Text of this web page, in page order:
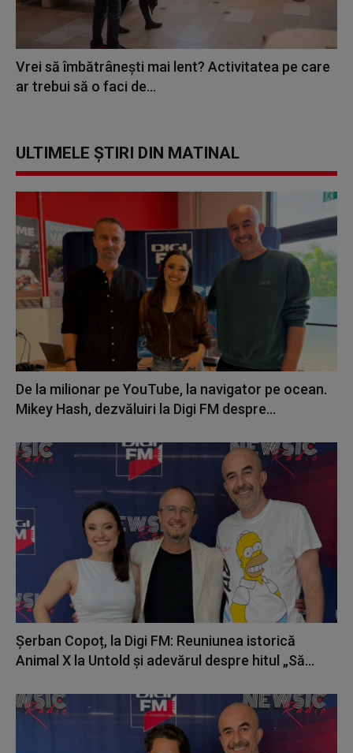
Vrei să îmbătrânești mai lent? Activitatea pe care
ar trebui să o faci de...
ULTIMELE ȘTIRI DIN MATINAL
De la milionar pe YouTube, la navigator pe ocean.
Mikey Hash, dezvăluiri la Digi FM despre...
Șerban Copoț, la Digi FM: Reuniunea istorică
Animal X la Untold și adevărul despre hitul „Să...